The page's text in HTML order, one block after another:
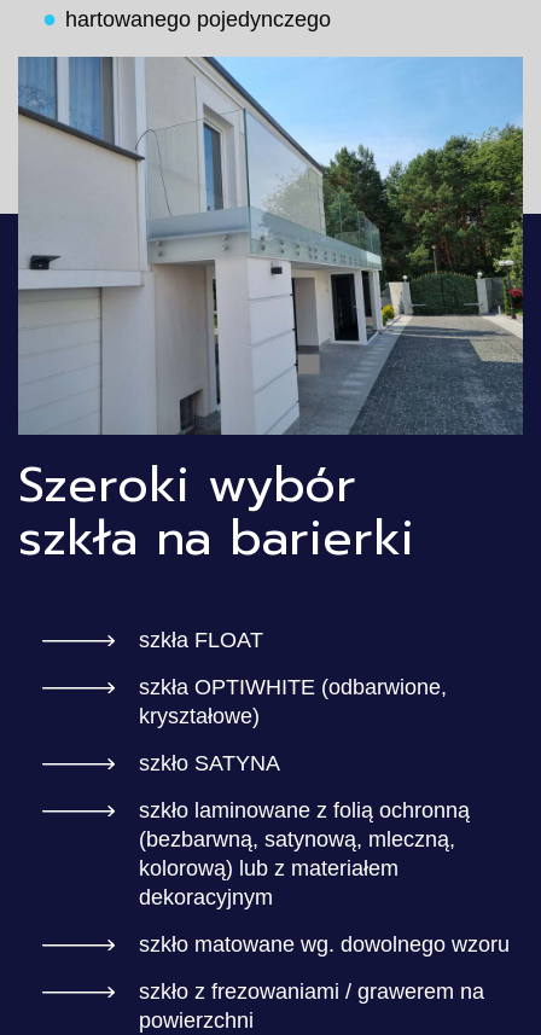
hartowanego pojedynczego
Szeroki wybór
szkła na barierki
szkła FLOAT
szkła OPTIWHITE (odbarwione,
kryształowe)
szkło SATYNA
szkło laminowane z folią ochronną
(bezbarwną, satynową, mleczną,
kolorową) lub z materiałem
dekoracyjnym
szkło matowane wg. dowolnego wzoru
szkło z frezowaniami / grawerem na
powierzchni